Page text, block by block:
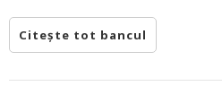
Citește tot bancul